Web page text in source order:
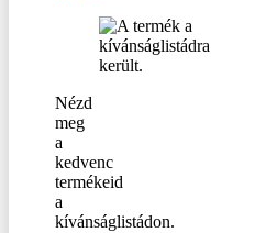
ki
Nézd
meg
a
kedvenc
termékeid
a
kívánságlistádon.